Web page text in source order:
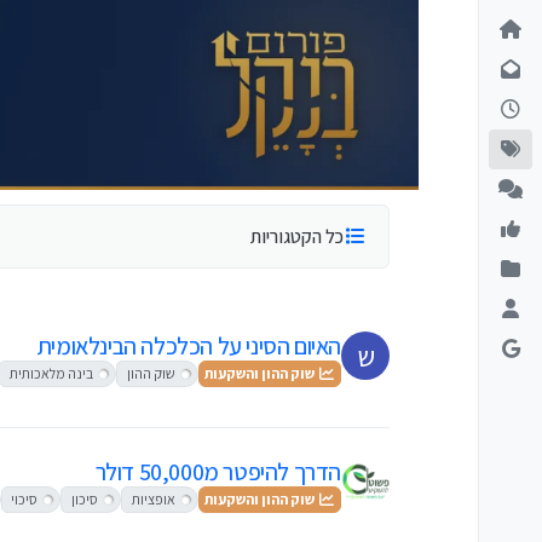
דילוג לתוכן
כל הקטגוריות
ש האיום הסיני על הכלכלה הבינלאומית
שוק ההון והשקעות שוק ההון בינה מלאכותית
הדרך להיפטר מ50,000 דולר
שוק ההון והשקעות אופציות סיכון סיכוי